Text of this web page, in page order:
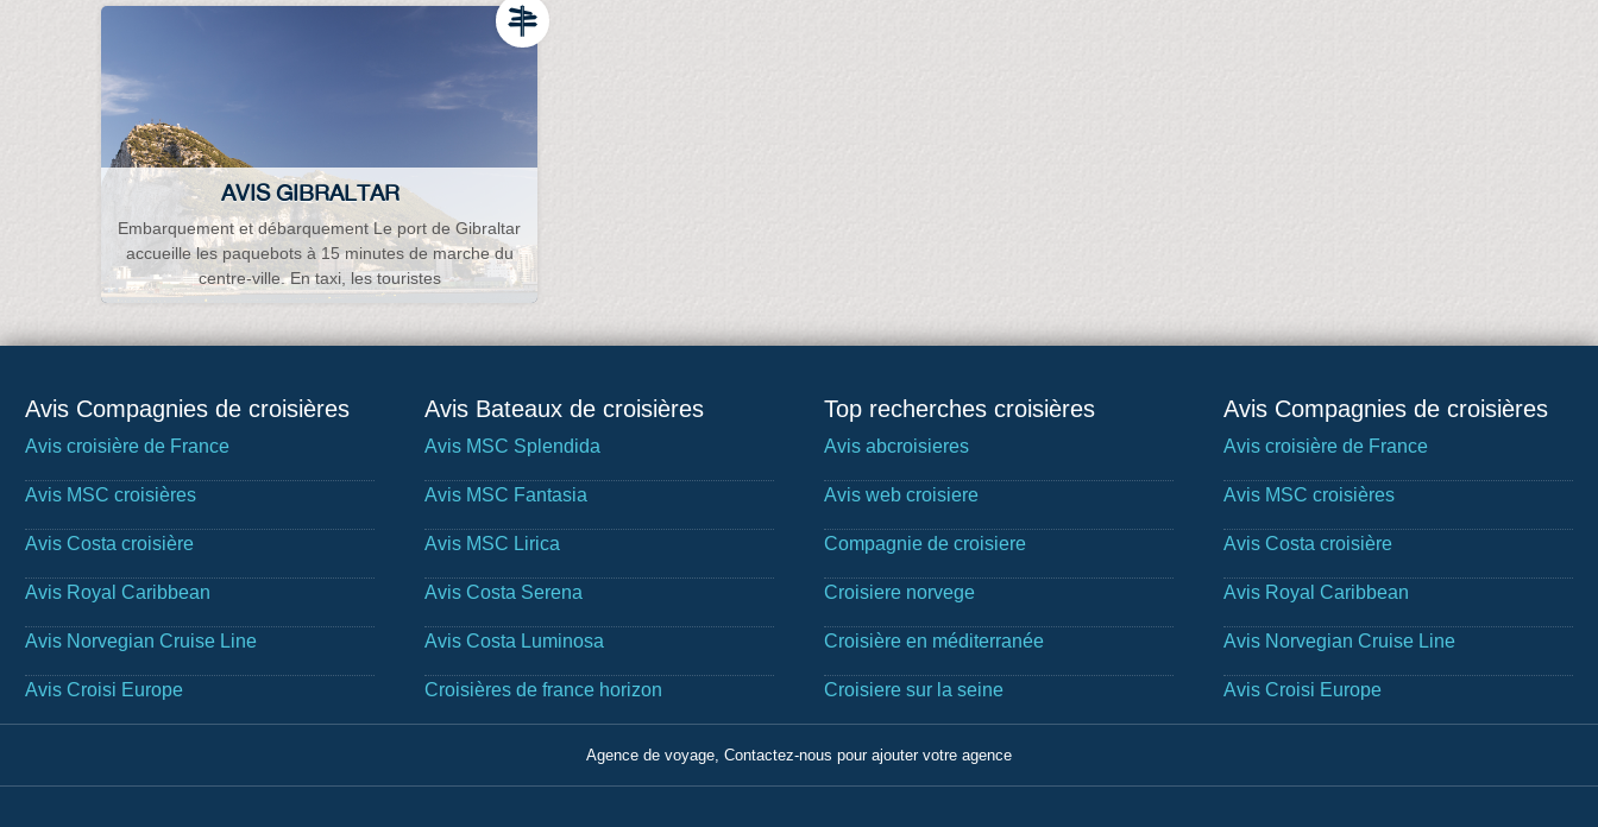
AVIS GIBRALTAR
Embarquement et débarquement Le port de Gibraltar
accueille les paquebots à 15 minutes de marche du
centre-ville. En taxi, les touristes
Avis Compagnies de croisières
Avis croisière de France
Avis MSC croisières
Avis Costa croisière
Avis Royal Caribbean
Avis Norvegian Cruise Line
Avis Croisi Europe
Avis Bateaux de croisières
Avis MSC Splendida
Avis MSC Fantasia
Avis MSC Lirica
Avis Costa Serena
Avis Costa Luminosa
Croisières de france horizon
Top recherches croisières
Avis abcroisieres
Avis web croisiere
Compagnie de croisiere
Croisiere norvege
Croisière en méditerranée
Croisiere sur la seine
Avis Compagnies de croisières
Avis croisière de France
Avis MSC croisières
Avis Costa croisière
Avis Royal Caribbean
Avis Norvegian Cruise Line
Avis Croisi Europe
Agence de voyage, Contactez-nous pour ajouter votre agence